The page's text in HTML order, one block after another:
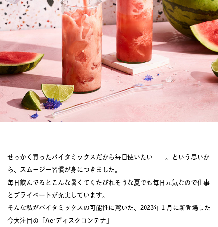
せっかく買ったバイタミックスだから毎日使いたい＿＿。という思いか
ら、スムージー習慣が身につきました。
毎日飲んでるとこんな暑くてくたびれそうな夏でも毎日元気なので仕事
とプライベートが充実しています。
そんな私がバイタミックスの可能性に驚いた、2023年１月に新登場した
今大注目の「Aerディスクコンテナ」